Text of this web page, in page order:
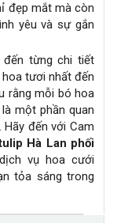
đẹp mắt mà còn
yêu và sự gắn
đến từng chi tiết
tươi nhất đến
rằng mỗi bó hoa
một phần quan
đến với Cam
Hà Lan phối
vụ hoa cưới
tỏa sáng trong